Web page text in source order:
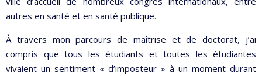
autres en santé et en santé publique.
À travers mon parcours de maîtrise et de doctorat, j’ai
compris que tous les étudiants et toutes les étudiantes
vivaient un sentiment « d’imposteur » à un moment durant